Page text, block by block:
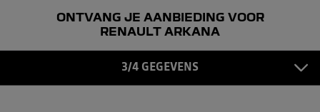
ONTVANG JE AANBIEDING VOOR
RENAULT ARKANA
3/4 GEGEVENS
GEGEVENS